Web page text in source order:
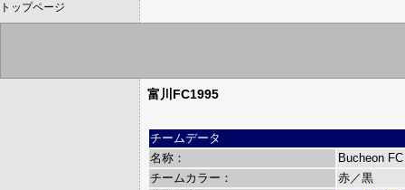
トップページ
富川FC1995
チームデータ
名称：
Bucheon
チームカラー：
赤／黒